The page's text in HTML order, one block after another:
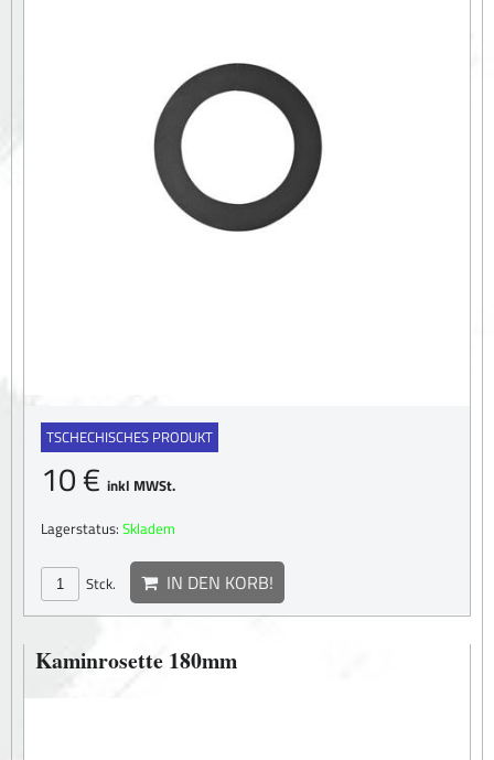
TSCHECHISCHES PRODUKT
10 € inkl MWSt.
Lagerstatus: Skladem
Stck. IN DEN KORB!
Kaminrosette 180mm